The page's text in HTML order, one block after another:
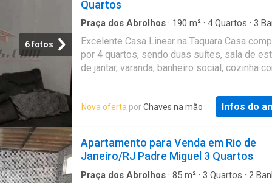
madeira. Documentação ok, aceita
bancário. Contatos com a corretora Rosi
Referência
6 fotos
Quartos
Praça dos Abrolhos · 190 m² · 4Quartos · 3
serviço
Excelente Casa Linear na Taquara Casa
por 4 quartos, sendo duas suítes, sala de
de jantar, varanda, banheiro social, cozinha
churrasqueira, garagem para 3 quartos.
vasto comércio, mercado, padaria, bancos,
sua visita com nossos corretores. Avaliamos
imóvel. - Atual.04-08-26 Referência:
Nova oferta porChaves na mão Infos do
Apartamento para Venda em Rio de
Janeiro/RJ Padre Miguel 3 Quartos
Praça dos Abrolhos · 85 m² · 3 Quartos · 2